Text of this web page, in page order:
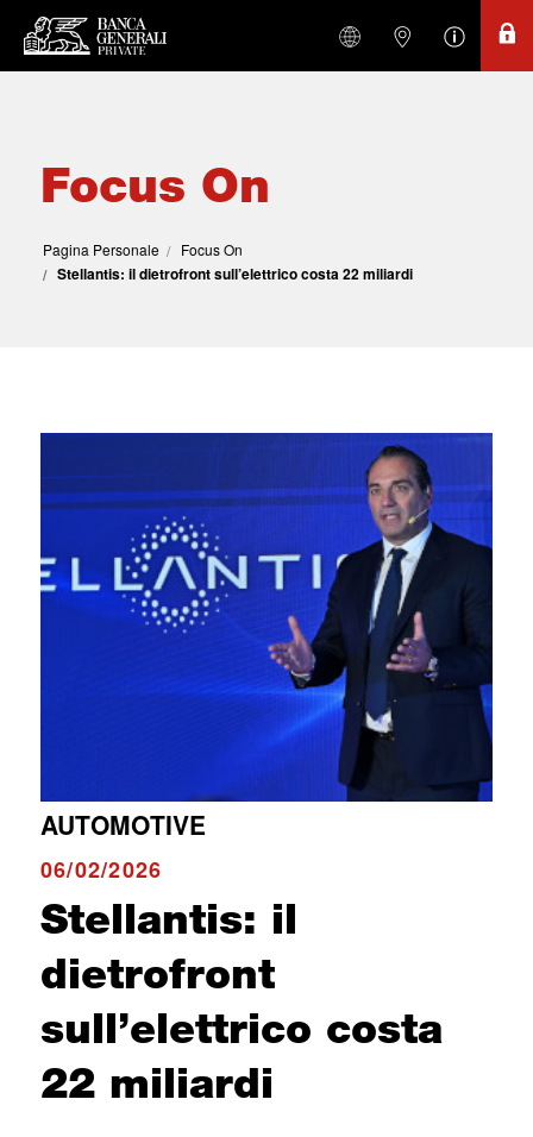
Focus On
Pagina Personale Focus On
Stellantis: il dietrofront sull’elettrico costa 22 miliardi
AUTOMOTIVE
06/02/2026
Stellantis: il
dietrofront
sull’elettrico costa
22 miliardi